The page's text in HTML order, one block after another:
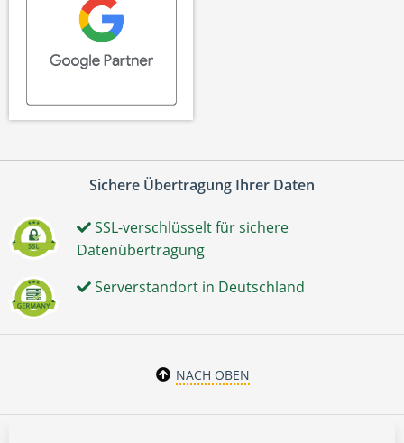
Sichere Übertragung Ihrer Daten
SSL-verschlüsselt für sichere
Datenübertragung
Serverstandort in Deutschland
NACH OBEN